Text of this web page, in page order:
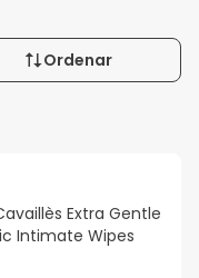
Ordenar
Extra Gentle
Intimate Wipes